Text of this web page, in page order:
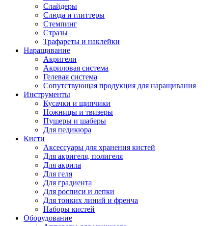
Слайдеры
Слюда и глиттеры
Стемпинг
Стразы
Трафареты и наклейки
Наращивание
Акригели
Акриловая система
Гелевая система
Сопутствующая продукция для наращивания
Инструменты
Кусачки и щипчики
Ножницы и твизеры
Пушеры и шаберы
Для педикюра
Кисти
Аксессуары для хранения кистей
Для акригеля, полигеля
Для акрила
Для геля
Для градиента
Для росписи и лепки
Для тонких линий и френча
Наборы кистей
Оборудование